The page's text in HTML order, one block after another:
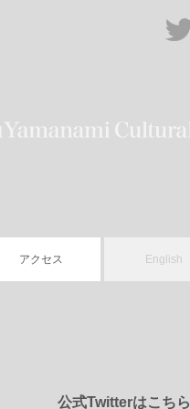
アクセス English
公式Twitterはこちら